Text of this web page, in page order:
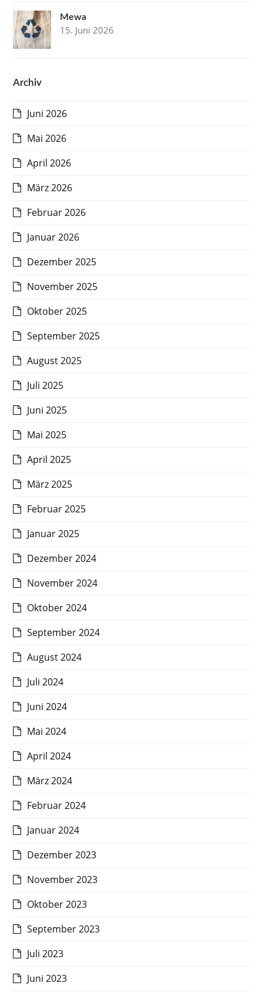
Mewa
15. Juni 2026
Archiv
Juni 2026
Mai 2026
April 2026
März 2026
Februar 2026
Januar 2026
Dezember 2025
November 2025
Oktober 2025
September 2025
August 2025
Juli 2025
Juni 2025
Mai 2025
April 2025
März 2025
Februar 2025
Januar 2025
Dezember 2024
November 2024
Oktober 2024
September 2024
August 2024
Juli 2024
Juni 2024
Mai 2024
April 2024
März 2024
Februar 2024
Januar 2024
Dezember 2023
November 2023
Oktober 2023
September 2023
Juli 2023
Juni 2023